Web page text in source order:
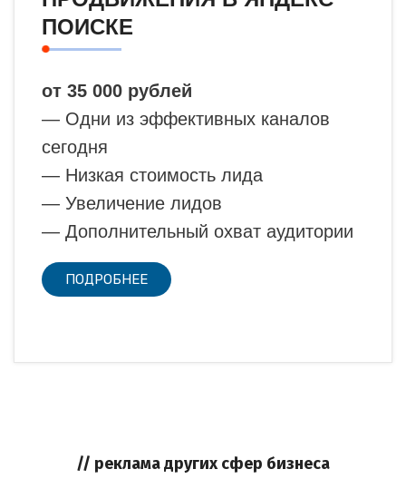
ПОИСКЕ
от 35 000 рублей
— Одни из эффективных каналов
сегодня
— Низкая стоимость лида
— Увеличение лидов
— Дополнительный охват аудитории
ПОДРОБНЕЕ
// реклама других сфер бизнеса